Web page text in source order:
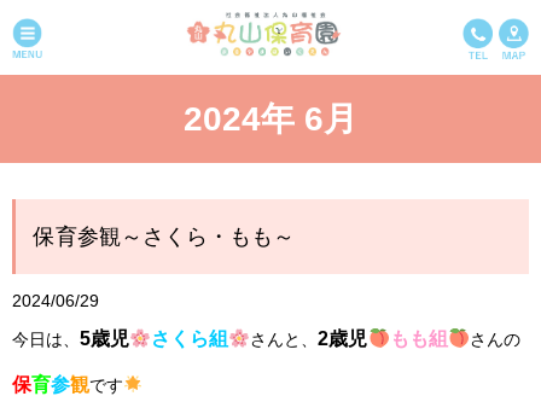
2024年 6月
保育参観～さくら・もも～
2024/06/29
今日は、 5歳児 さくら組 さんと、2歳児 もも組 さんの
保育参観です